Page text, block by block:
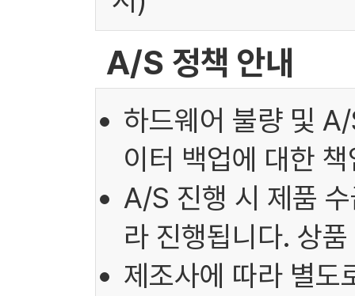
A/S 정책 안내
하드웨어 불량 및
이터 백업에 대한
A/S 진행 시 제품
라 진행됩니다. 상
제조사에 따라 별